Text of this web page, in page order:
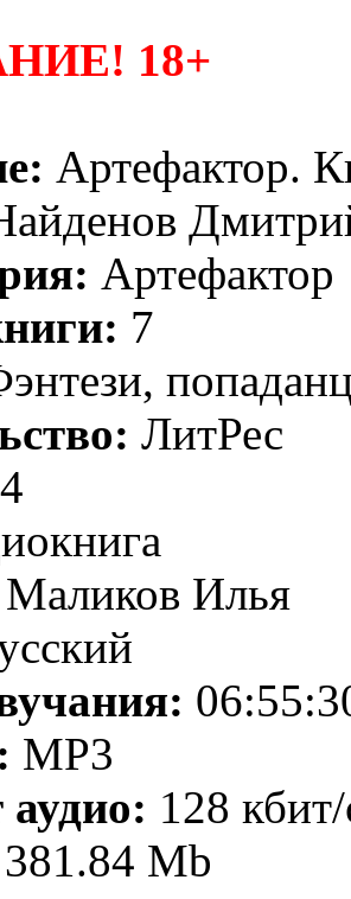
18+
Артефактор.
Артефактор
7
ЛитРес
Маликов Илья
MP3
128
381.84 Mb